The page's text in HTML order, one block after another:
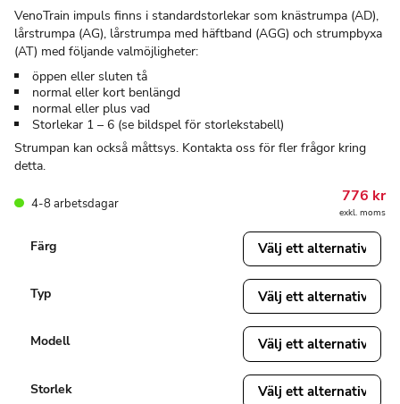
VenoTrain impuls finns i standardstorlekar som knästrumpa (AD),
lårstrumpa (AG), lårstrumpa med häftband (AGG) och strumpbyxa
(AT) med följande valmöjligheter:
öppen eller sluten tå
normal eller kort benlängd
normal eller plus vad
Storlekar 1 – 6 (se bildspel för storlekstabell)
Strumpan kan också måttsys. Kontakta oss för fler frågor kring
detta.
4-8 arbetsdagar 776 kr
exkl. moms
Färg
Typ
Modell
Storlek